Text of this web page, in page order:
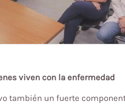
viven con la enfermedad
también un fuerte